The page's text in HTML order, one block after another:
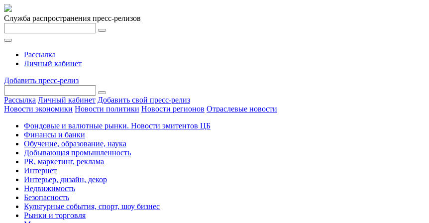
Служба распространения пресс-релизов
Рассылка
Личный кабинет
Добавить пресс-релиз
Рассылка Личный кабинет Добавить свой пресс-релиз
Новости экономики Новости политики Новости регионов Отраслевые новости
Фондовые и валютные рынки. Новости эмитентов ЦБ
Финансы и банки
Обучение, образование, наука
Добывающая промышленность
PR, маркетинг, реклама
Интернет
Интерьер, дизайн, декор
Недвижимость
Безопасность
Культурные события, спорт, шоу бизнес
Рынки и торговля